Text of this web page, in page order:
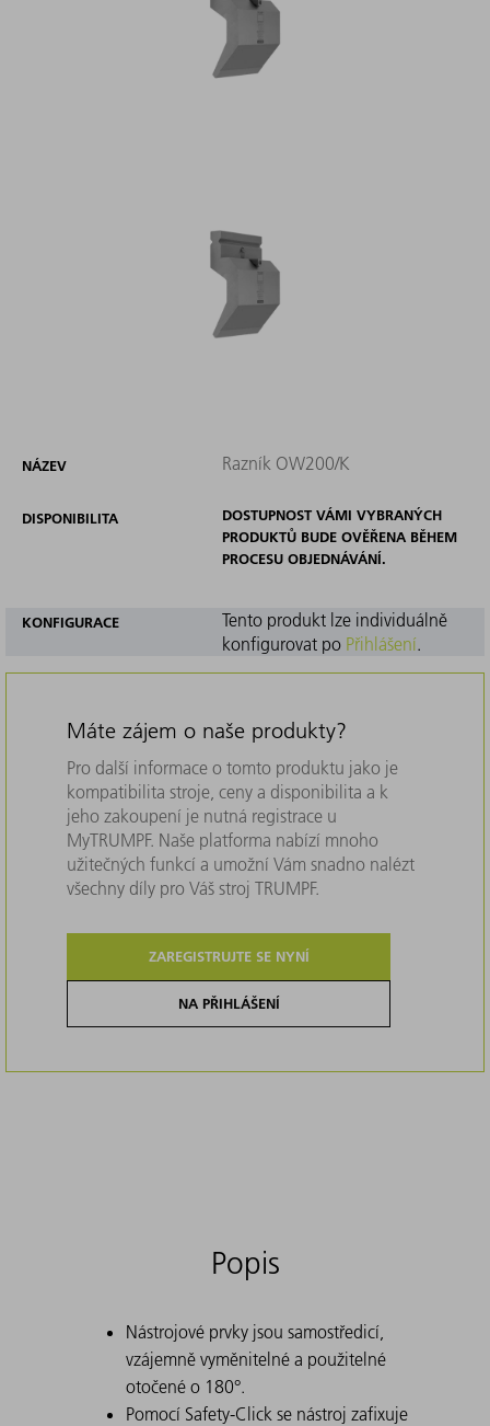
NÁZEV Razník OW200/K
DISPONIBILITA
DOSTUPNOST VÁMI VYBRANÝCH
PRODUKTŮ BUDE OVĚŘENA BĚHEM
PROCESU OBJEDNÁVÁNÍ.
KONFIGURACE
Tento produkt lze individuálně
konfigurovat po Přihlášení.
Máte zájem o naše produkty?
Pro další informace o tomto produktu jako je
kompatibilita stroje, ceny a disponibilita a k
jeho zakoupení je nutná registrace u
MyTRUMPF. Naše platforma nabízí mnoho
užitečných funkcí a umožní Vám snadno nalézt
všechny díly pro Váš stroj TRUMPF.
ZAREGISTRUJTE SE NYNÍ
NA PŘIHLÁŠENÍ
Popis
Nástrojové prvky jsou samostředicí,
vzájemně vyměnitelné a použitelné
otočené o 180°.
Pomocí Safety-Click se nástroj zafixuje